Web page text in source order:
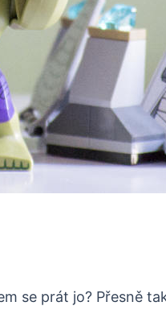
se prát jo? Přesně